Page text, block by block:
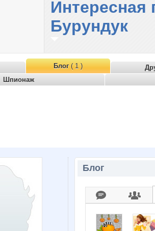
Интересная
Бурундук
Блог( 1 )
Шпионаж
Блог